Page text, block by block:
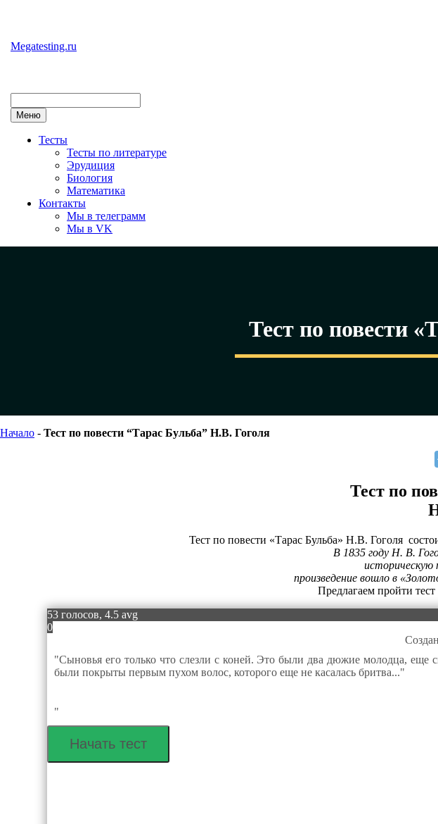
содержимому
Megatesting.ru
Меню
Тесты
Тесты по литературе
Эрудиция
Биология
Математика
Контакты
Мы в телеграмм
Мы в VK
Тест по повести
Начало - Тест по повести “Тарас Бульба” Н.В. Гоголя
Тест по
Тест по повести «Тарас Бульба» Н.В. Гоголя
В 1835 году Н. В.
историческую
произведение вошло в
Предлагаем пройти
53 голосов, 4.5 avg
0
"Сыновья его только что слезли с коней. Это были два дюжие молодца,
были покрыты первым пухом волос, которого еще не касалась бритва..."
"